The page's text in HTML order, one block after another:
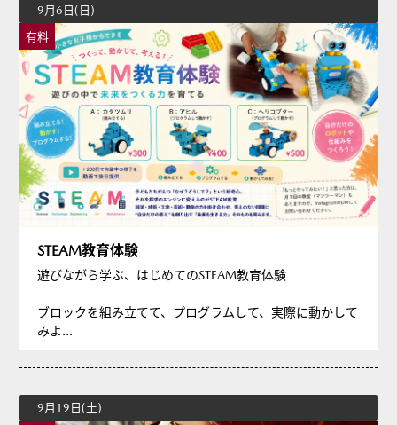
9月6日(日)
有料
STEAM教育体験
遊びながら学ぶ、はじめてのSTEAM教育体験
ブロックを組み立てて、プログラムして、実際に動かして
みよ...
9月19日(土)